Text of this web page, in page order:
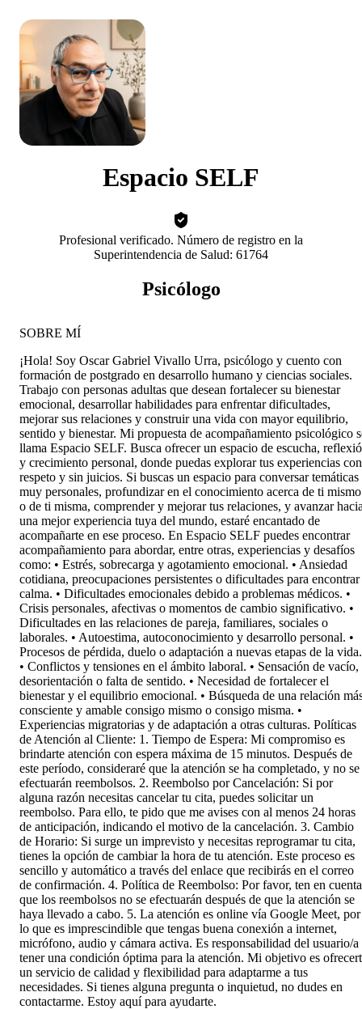
Espacio SELF
Profesional verificado. Número de registro en la
Superintendencia de Salud: 61764
Psicólogo
SOBRE MÍ
¡Hola! Soy Oscar Gabriel Vivallo Urra, psicólogo y cuento con
formación de postgrado en desarrollo humano y ciencias sociales.
Trabajo con personas adultas que desean fortalecer su bienestar
emocional, desarrollar habilidades para enfrentar dificultades,
mejorar sus relaciones y construir una vida con mayor equilibrio,
sentido y bienestar. Mi propuesta de acompañamiento psicológico
llama Espacio SELF. Busca ofrecer un espacio de escucha,
y crecimiento personal, donde puedas explorar tus experiencias con
respeto y sin juicios. Si buscas un espacio para conversar temáticas
muy personales, profundizar en el conocimiento acerca de ti mismo
o de ti misma, comprender y mejorar tus relaciones, y avanzar
una mejor experiencia tuya del mundo, estaré encantado de
acompañarte en ese proceso. En Espacio SELF puedes encontrar
acompañamiento para abordar, entre otras, experiencias y desafíos
como: • Estrés, sobrecarga y agotamiento emocional. • Ansiedad
cotidiana, preocupaciones persistentes o dificultades para encontrar
calma. • Dificultades emocionales debido a problemas médicos. •
Crisis personales, afectivas o momentos de cambio significativo. •
Dificultades en las relaciones de pareja, familiares, sociales o
laborales. • Autoestima, autoconocimiento y desarrollo personal. •
Procesos de pérdida, duelo o adaptación a nuevas etapas de la vida.
• Conflictos y tensiones en el ámbito laboral. • Sensación de vacío,
desorientación o falta de sentido. • Necesidad de fortalecer el
bienestar y el equilibrio emocional. • Búsqueda de una relación
consciente y amable consigo mismo o consigo misma. •
Experiencias migratorias y de adaptación a otras culturas. Políticas
de Atención al Cliente: 1. Tiempo de Espera: Mi compromiso es
brindarte atención con espera máxima de 15 minutos. Después de
este período, consideraré que la atención se ha completado, y no se
efectuarán reembolsos. 2. Reembolso por Cancelación: Si por
alguna razón necesitas cancelar tu cita, puedes solicitar un
reembolso. Para ello, te pido que me avises con al menos 24 horas
de anticipación, indicando el motivo de la cancelación. 3. Cambio
de Horario: Si surge un imprevisto y necesitas reprogramar tu cita,
tienes la opción de cambiar la hora de tu atención. Este proceso es
sencillo y automático a través del enlace que recibirás en el correo
de confirmación. 4. Política de Reembolso: Por favor, ten en cuenta
que los reembolsos no se efectuarán después de que la atención se
haya llevado a cabo. 5. La atención es online vía Google Meet, por
lo que es imprescindible que tengas buena conexión a internet,
micrófono, audio y cámara activa. Es responsabilidad del usuario/a
tener una condición óptima para la atención. Mi objetivo es
un servicio de calidad y flexibilidad para adaptarme a tus
necesidades. Si tienes alguna pregunta o inquietud, no dudes en
contactarme. Estoy aquí para ayudarte.